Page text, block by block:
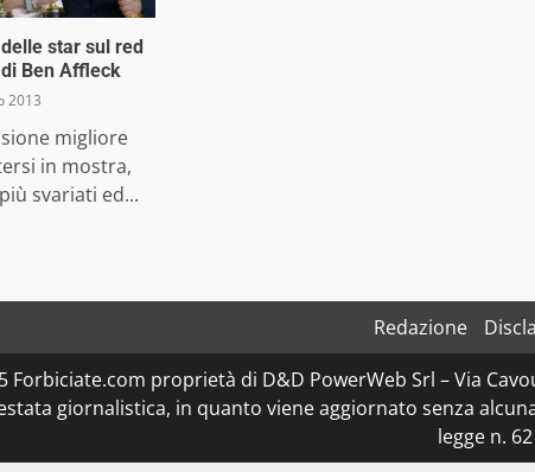
star sul red
Ben Affleck
2013
migliore
in mostra,
svariati ed...
Redazione
Forbiciate.com proprietà di D&D PowerWeb Srl – Via
giornalistica, in quanto viene aggiornato senza
legge n.